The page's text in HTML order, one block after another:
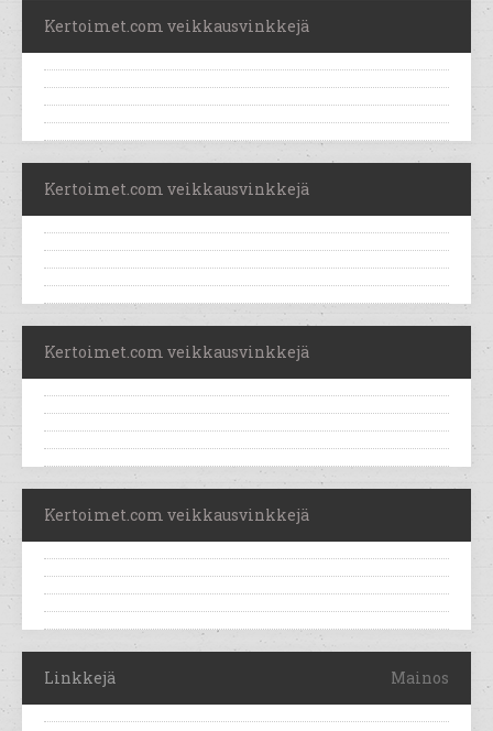
Kertoimet.com veikkausvinkkejä
Kertoimet.com veikkausvinkkejä
Kertoimet.com veikkausvinkkejä
Kertoimet.com veikkausvinkkejä
Linkkejä Mainos